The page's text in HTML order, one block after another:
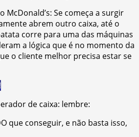
McDonald’s: Se começa a surgir
abrem outro caixa, até o
corre para uma das máquinas
a lógica que é no momento da
o cliente melhor precisa estar se
de caixa: lembre:
que conseguir, e não basta isso,